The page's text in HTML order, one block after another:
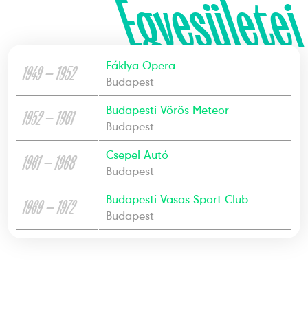
Egyesületei
1949 — 1952
Fáklya Opera
Budapest
1952 — 1961
Budapesti Vörös Meteor
Budapest
1961 — 1968
Csepel Autó
Budapest
1969 — 1972
Budapesti Vasas Sport Club
Budapest